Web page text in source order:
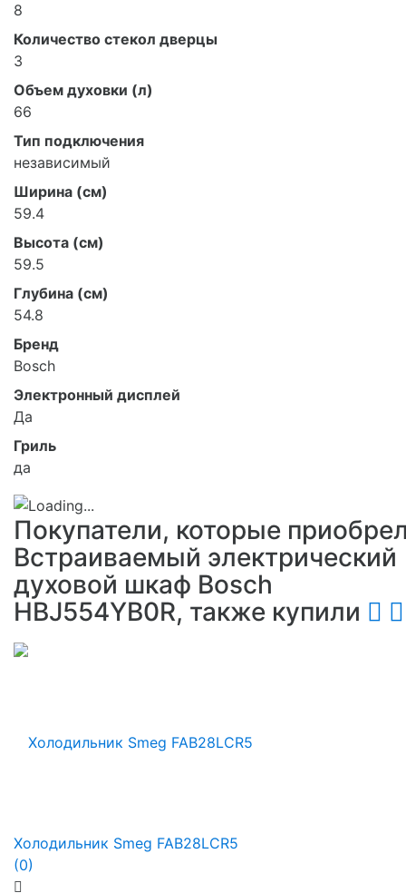
8
Количество стекол дверцы
3
Объем духовки (л)
66
Тип подключения
независимый
Ширина (см)
59.4
Высота (см)
59.5
Глубина (см)
54.8
Бренд
Bosch
Электронный дисплей
Да
Гриль
да
Покупатели, которые
Встраиваемый электрический
духовой шкаф Bosch
HBJ554YB0R, также купили
Холодильник Smeg FAB28LCR5
(0)